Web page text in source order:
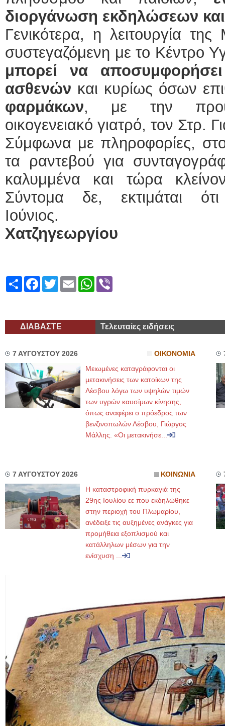
διοργάνωση εκδηλώσεων και
Γενικότερα, η λειτουργία
συστεγαζόμενη με το Κέντρο
μπορεί να
ασθενών και κυρίως όσων
φαρμάκων, με την
οικογενειακό γιατρό, τον Στρ.
Σύμφωνα με πληροφορίες,
τα ραντεβού για
καλυμμένα και τώρα
Σύντομα δε, εκτιμάται
Χατζηγεωργίου
ShareFacebook
TwitterEmailWhatsApp
ΔΙΑΒΑΣΤΕ Τελευταίες ειδήσεις
7 ΑΥΓΟΥΣΤΟΥ 2026 ΟΙΚΟΝΟΜΙΑ
Μειωμένες καταγράφονται οι
μετακινήσεις των κατοίκων της
Λέσβου λόγω των υψηλών τιμών
των υγρών καυσίμων κίνησης,
όπως αναφέρει ο πρόεδρος των
βενζινοπωλών Λέσβου, Γιώργος
Μάλλης. «Οι μετακινήσε...
7 ΑΥΓΟΥΣΤΟΥ 2026 ΚΟΙΝΩΝΙΑ
Η καταστροφική πυρκαγιά της
29ης Ιουλίου εε που εκδηλώθηκε
στην περιοχή του Πλωμαρίου,
ανέδειξε τις αυξημένες ανάγκες για
προμήθεια εξοπλισμού και
κατάλληλων μέσων για την
ενίσχυση ...